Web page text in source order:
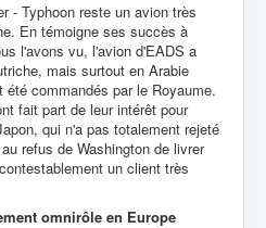
- Typhoon reste un avion très
En témoigne ses succès à
l'avons vu, l'avion d'EADS a
mais surtout en Arabie
commandés par le Royaume.
fait part de leur intérêt pour
qui n'a pas totalement rejeté
refus de Washington de livrer
un client très
omnirôle en Europe